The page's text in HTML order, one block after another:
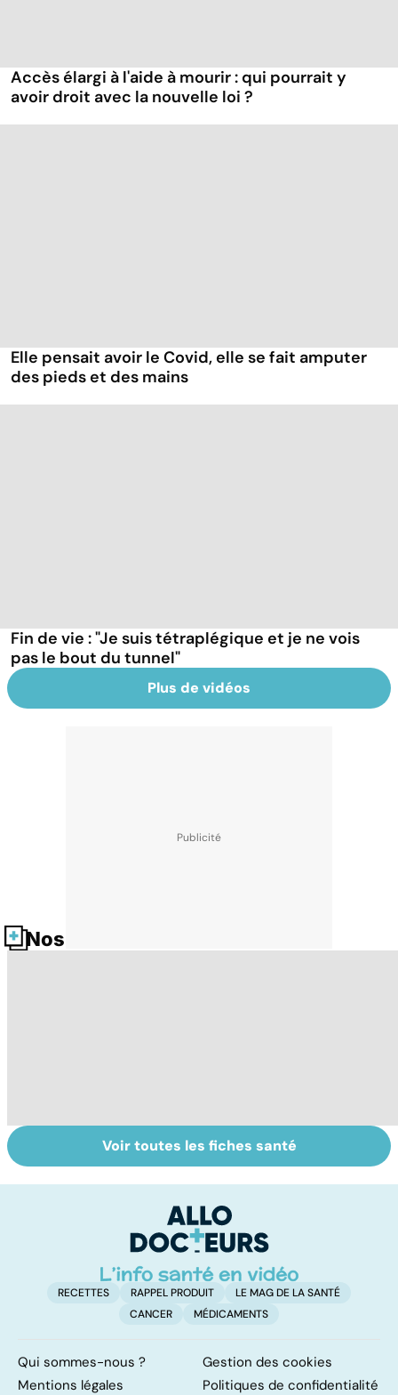
Accès élargi à l'aide à mourir : qui pourrait y
avoir droit avec la nouvelle loi ?
Elle pensait avoir le Covid, elle se fait amputer
des pieds et des mains
Fin de vie : "Je suis tétraplégique et je ne vois
pas le bout du tunnel"
Plus de vidéos
Nos fiches santé
Le paludisme, un
fléau planétaire
Fin de vie : de la
loi Leonetti à
mourir
Voir toutes les fiches santé
RECETTES RAPPEL PRODUIT
LE MAG DE LA SANTÉ
CANCER
MÉDICAMENTS
Qui sommes-nous ?
Gestion des cookies
Mentions légales
Politiques de confidentialité